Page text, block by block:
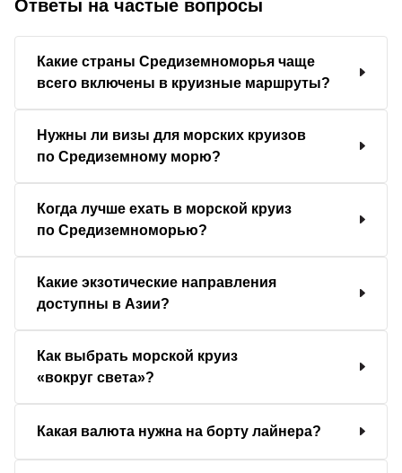
Ответы на частые вопросы
Какие страны Средиземноморья чаще
всего включены в круизные маршруты?
Нужны ли визы для морских круизов
по Средиземному морю?
Когда лучше ехать в морской круиз
по Средиземноморью?
Какие экзотические направления
доступны в Азии?
Как выбрать морской круиз
«вокруг света»?
Какая валюта нужна на борту лайнера?